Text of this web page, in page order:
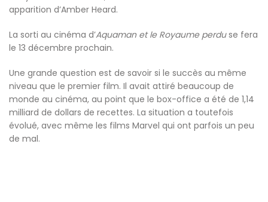
apparition d’Amber Heard.
La sorti au cinéma d’Aquaman et le Royaume perduse fera
le 13 décembre prochain.
Une grande question est de savoir si le succès au même
niveau que le premier film. Il avait attiré beaucoup de
monde au cinéma, au point que le box-office a été de 1,14
milliard de dollars de recettes. La situation a toutefois
évolué, avec même les films Marvel qui ont parfois un peu
de mal.